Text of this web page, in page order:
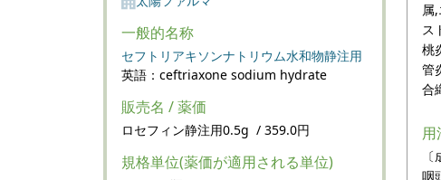
一般的名称
セフトリアキソンナトリウム水和物静注用
英語：ceftriaxone sodium hydrate
販売名 / 薬価
ロセフィン静注用0.5g / 359.0円
規格単位(薬価が適用される単位)
属
ス
桃
管
合
用
咽